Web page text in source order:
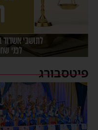
פיטסבורג